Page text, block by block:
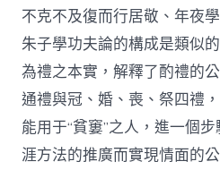
不克不及復而行居敬、年夜
朱子學功夫論的構成是類似
為禮之本實，解釋了酌禮的
通禮與冠、婚、喪、祭四禮
能用于“貧窶”之人，進一個
涯方法的推廣而實現情面的公